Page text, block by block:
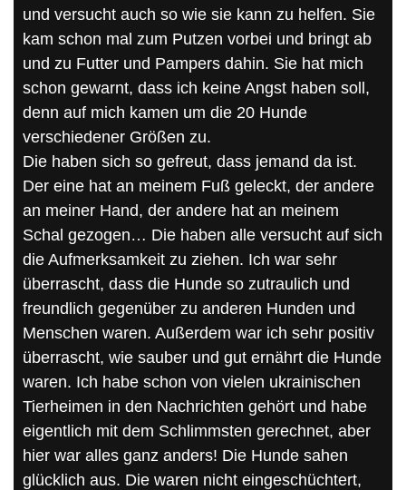
und versucht auch so wie sie kann zu helfen. Sie
kam schon mal zum Putzen vorbei und bringt ab
und zu Futter und Pampers dahin. Sie hat mich
schon gewarnt, dass ich keine Angst haben soll,
denn auf mich kamen um die 20 Hunde
verschiedener Größen zu.
Die haben sich so gefreut, dass jemand da ist.
Der eine hat an meinem Fuß geleckt, der andere
an meiner Hand, der andere hat an meinem
Schal gezogen… Die haben alle versucht auf sich
die Aufmerksamkeit zu ziehen. Ich war sehr
überrascht, dass die Hunde so zutraulich und
freundlich gegenüber zu anderen Hunden und
Menschen waren. Außerdem war ich sehr positiv
überrascht, wie sauber und gut ernährt die Hunde
waren. Ich habe schon von vielen ukrainischen
Tierheimen in den Nachrichten gehört und habe
eigentlich mit dem Schlimmsten gerechnet, aber
hier war alles ganz anders! Die Hunde sahen
glücklich aus. Die waren nicht eingeschüchtert,